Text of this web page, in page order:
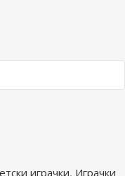
играчки, Играчки